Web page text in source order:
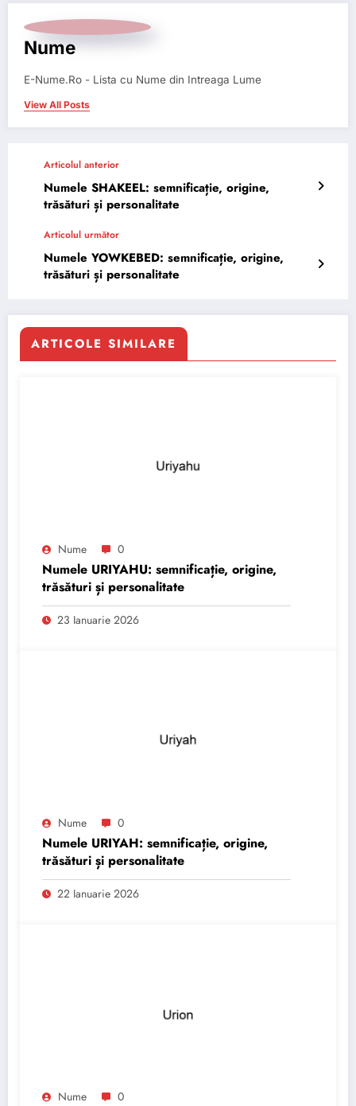
Nume
E-Nume.Ro - Lista cu Nume din Intreaga Lume
View All Posts
Articolul anterior
Numele SHAKEEL: semnificație, origine,
trăsături și personalitate
Articolul următor
Numele YOWKEBED: semnificație, origine,
trăsături și personalitate
ARTICOLE SIMILARE
Nume 0
Numele URIYAHU: semnificație, origine,
trăsături și personalitate
23 Ianuarie 2026
Nume 0
Numele URIYAH: semnificație, origine,
trăsături și personalitate
22 Ianuarie 2026
Nume 0